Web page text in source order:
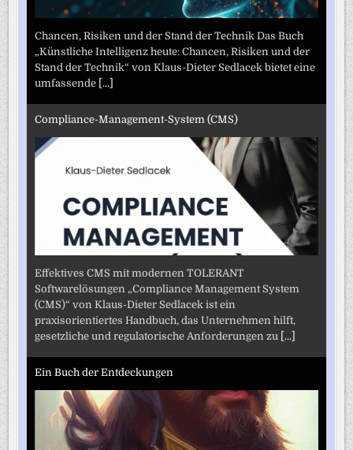
Chancen, Risiken und der Stand der Technik Das Buch
„Künstliche Intelligenz heute: Chancen, Risiken und der
Stand der Technik“ von Klaus-Dieter Sedlacek bietet eine
umfassende [...]
Compliance-Management-System (CMS)
Effektives CMS mit modernen TOLERANT
Softwarelösungen „Compliance Management System
(CMS)“ von Klaus-Dieter Sedlacek ist ein
praxisorientiertes Handbuch, das Unternehmen hilft,
gesetzliche und regulatorische Anforderungen zu
[...]
Ein Buch der Entdeckungen